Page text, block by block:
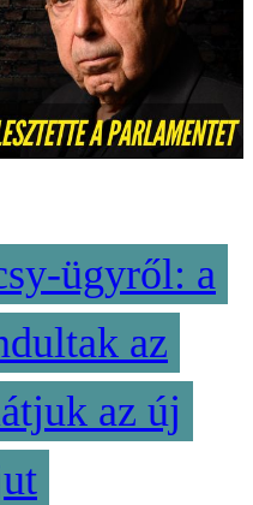
ügyről: a
az
az új